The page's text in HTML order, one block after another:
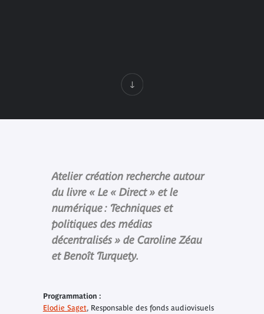
Atelier création recherche autour
du livre « Le « Direct » et le
numérique : Techniques et
politiques des médias
décentralisés » de Caroline Zéau
et Benoît Turquety.
Programmation :
Elodie Saget, Responsable des fonds audiovisuels